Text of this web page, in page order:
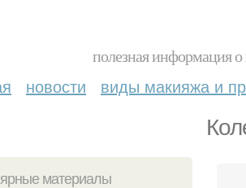
полезная информация
новости виды макияжа и
материалы